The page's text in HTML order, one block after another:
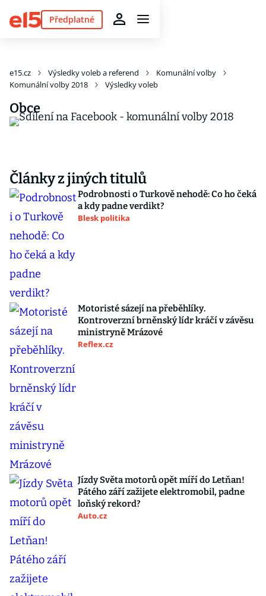
Předplatné
e15.cz Výsledky voleb a referend
Komunální volby
Komunální volby 2018
Výsledky voleb
Obce
Články z jiných titulů
Podrobnosti o Turkově nehodě: Co ho čeká
a kdy padne verdikt?
Blesk politika
Motoristé sázejí na přeběhlíky.
Kontroverzní brněnský lídr kráčí v závěsu
ministryně Mrázové
Reflex.cz
Jízdy Světa motorů opět míří do Letňan!
Pátého září zažijete elektromobil, padne
loňský rekord?
Auto.cz